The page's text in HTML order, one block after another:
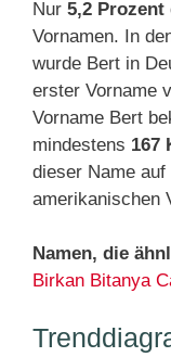
Nur 5,2 Prozent
Vornamen. In
wurde Bert in
erster Vorname
Vorname Bert
mindestens 167
dieser Name
amerikanischen
Namen, die
Birkan Bitanya